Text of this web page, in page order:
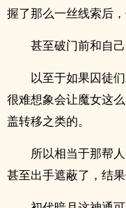
握了那么一丝线索后
甚至破门前和自
以至于如果囚徒
很难想象会让魔女这
盖转移之类的。
所以相当于那帮
甚至出手遮蔽了，结